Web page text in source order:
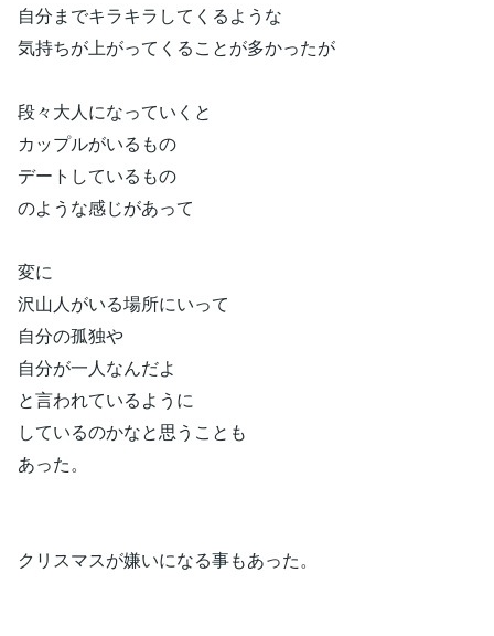
自分までキラキラしてくるような
気持ちが上がってくることが多かったが
段々大人になっていくと
カップルがいるもの
デートしているもの
のような感じがあって
変に
沢山人がいる場所にいって
自分の孤独や
自分が一人なんだよ
と言われているように
しているのかなと思うことも
あった。
クリスマスが嫌いになる事もあった。